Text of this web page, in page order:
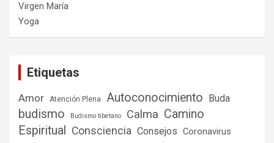
Virgen María
Yoga
Etiquetas
Amor Atención Plena Autoconocimiento Buda
budismo Budismo tibetano Calma Camino
Espiritual
Consciencia Consejos Coronavirus